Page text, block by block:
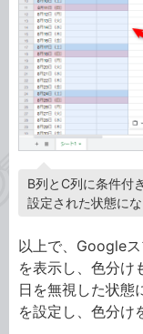
B列とC列に条件付
設定された状態にな
以上で、Google
を表示し、色分け
日を無視した状態
を設定し、色分け